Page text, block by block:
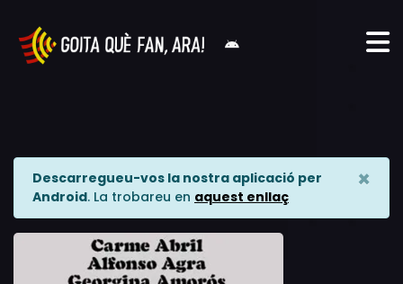
Descarregueu-vos la nostra aplicació per
Android. La trobareu en aquest enllaç
×